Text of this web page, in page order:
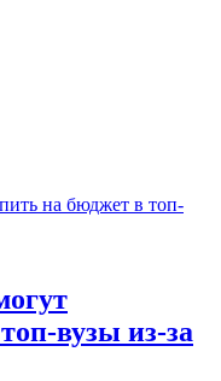
вузы из-за